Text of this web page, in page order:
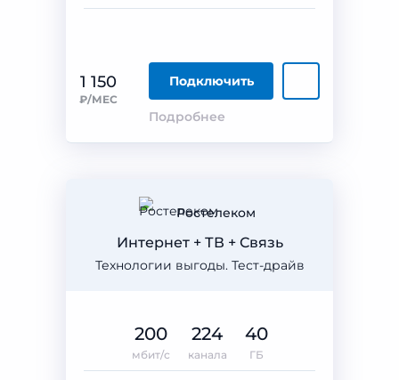
1 150
₽/МЕС
Подключить
Подробнее
Ростелеком
Технологии выгоды. Тест-драйв
Интернет + ТВ + Связь
200
мбит/с
224
канала
40
ГБ